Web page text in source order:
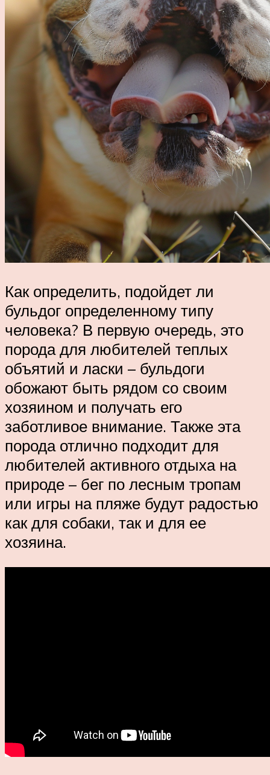
Как определить, подойдет ли
бульдог определенному типу
человека? В первую очередь, это
порода для любителей теплых
объятий и ласки – бульдоги
обожают быть рядом со своим
хозяином и получать его
заботливое внимание. Также эта
порода отлично подходит для
любителей активного отдыха на
природе – бег по лесным тропам
или игры на пляже будут радостью
как для собаки, так и для ее
хозяина.